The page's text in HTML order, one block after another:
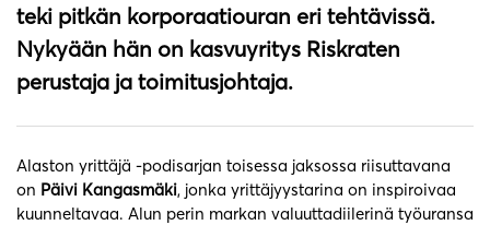
teki pitkän korporaatiouran eri tehtävissä.
Nykyään hän on kasvuyritys Riskraten
perustaja ja toimitusjohtaja.
Alaston yrittäjä -podisarjan toisessa jaksossa riisuttavana
on Päivi Kangasmäki, jonka yrittäjyystarina on inspiroivaa
kuunneltavaa. Alun perin markan valuuttadiilerinä työuransa